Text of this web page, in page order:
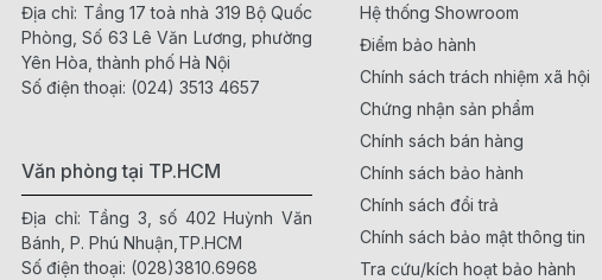
Địa chỉ: Tầng 17 toà nhà 319 Bộ Quốc
Phòng, Số 63 Lê Văn Lương, phường
Yên Hòa, thành phố Hà Nội
Số điện thoại: (024) 3513 4657
Văn phòng tại TP.HCM
Địa chỉ: Tầng 3, số 402 Huỳnh Văn
Bánh, P. Phú Nhuận,TP.HCM
Số điện thoại: (028)3810.6968
Hệ thống Showroom
Điểm bảo hành
Chính sách trách nhiệm xã hội
Chứng nhận sản phẩm
Chính sách bán hàng
Chính sách bảo hành
Chính sách đổi trả
Chính sách bảo mật thông tin
Tra cứu/kích hoạt bảo hành